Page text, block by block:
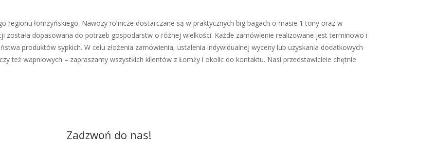
regionu łomżyńskiego. Nawozy rolnicze dostarczane są w praktycznych big bagach o masie 1 tony oraz w
została dopasowana do potrzeb gospodarstw o różnej wielkości. Każde zamówienie realizowane jest terminowo i
produktów sypkich. W celu złożenia zamówienia, ustalenia indywidualnej wyceny lub uzyskania dodatkowych
też wapniowych – zapraszamy wszystkich klientów z Łomży i okolic do kontaktu. Nasi przedstawiciele chętnie
Zadzwoń do nas!